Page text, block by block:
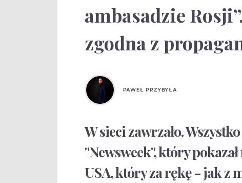
ambasadzie
zgodna z
PAWEŁ PRZYBYŁA
W sieci zawrzało.
"Newsweek", który
USA, który za rękę - jak z